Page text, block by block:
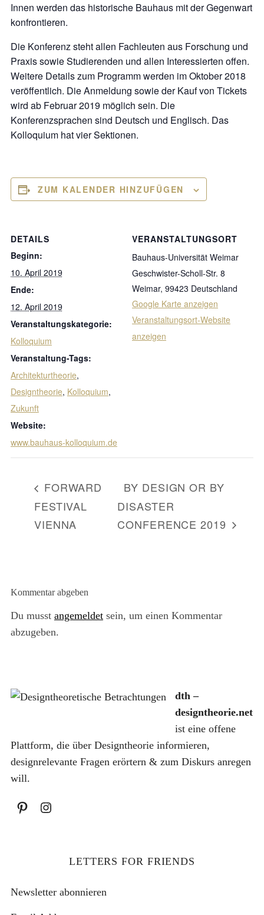
Innen werden das historische Bauhaus mit der Gegen­wart
konfrontieren.
Die Konferenz steht allen Fachleuten aus Forschung und
Praxis sowie Studierenden und allen Interessierten offen.
Weitere Details zum Programm werden im Oktober 2018
veröffentlich. Die Anmeldung sowie der Kauf von Tickets
wird ab Februar 2019 möglich sein. Die
Konferenzsprachen sind Deutsch und Englisch. Das
Kolloquium hat vier Sektionen.
ZUM KALENDER HINZUFÜGEN
DETAILS
Beginn:
10. April 2019
Ende:
12. April 2019
Veranstaltungskategorie:
Kolloquium
Veranstaltung-Tags:
Architekturtheorie,
Designtheorie, Kolloquium,
Zukunft
Website:
www.bauhaus-kolloquium.de
VERANSTALTUNGSORT
Bauhaus-Universität Weimar
Geschwister-Scholl-Str. 8
Weimar, 99423 Deutschland
Google Karte anzeigen
Veranstaltungsort-Website
anzeigen
FORWARD
FESTIVAL
VIENNA
BY DESIGN OR BY
DISASTER
CONFERENCE 2019
Kommentar abgeben
Du musst angemeldetsein, um einen Kommentar
abzugeben.
dth –
designtheorie.net
ist eine offene
Plattform, die über Designtheorie informieren,
designrelevante Fragen erörtern & zum Diskurs anregen
will.
LETTERS FOR FRIENDS
Newsletter abonnieren
S
u
c
a
c